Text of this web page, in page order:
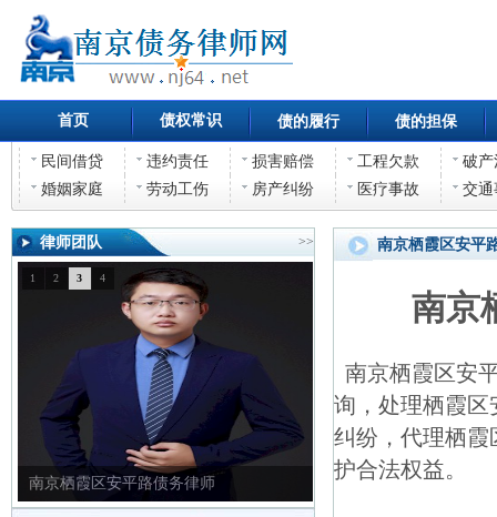
首页 债权常识 债的履行 债的担保
民间借贷 违约责任 损害赔偿 工程欠款
破产
婚姻家庭
劳动工伤 房产纠纷 医疗事故 交通
律师团队 >>
南京栖霞区安平路债务律师
1 2 3 4
南京栖霞区安平
南京
南京栖霞区安
询，处理栖霞区
纠纷，代理栖霞
护合法权益。